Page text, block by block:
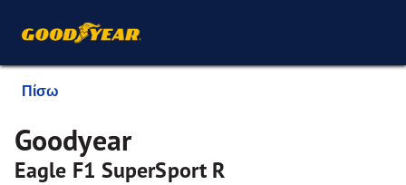
Πίσω
Goodyear
Eagle F1 SuperSport R